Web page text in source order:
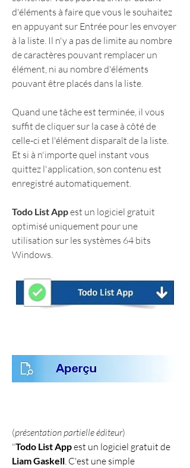
d'éléments à faire que vous le souhaitez
en appuyant sur Entrée pour les envoyer
à la liste. Il n'y a pas de limite au nombre
de caractères pouvant remplacer un
élément, ni au nombre d'éléments
pouvant être placés dans la liste.
Quand une tâche est terminée, il vous
suffit de cliquer sur la case à côté de
celle-ci et l'élément disparaît de la liste.
Et si à n'importe quel instant vous
quittez l'application, son contenu est
enregistré automatiquement.
Todo List App est un logiciel gratuit
optimisé uniquement pour une
utilisation sur les systèmes 64 bits
Windows.
(présentation partielle éditeur)
"Todo List App
Liam Gaskell. C'est une simple